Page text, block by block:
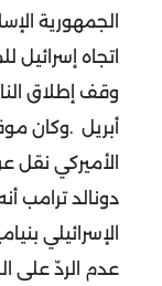
الجمهورية
اتجاه إسرائيل
وقف إطلاق
أبريل .وكان
الأميركي نقل
دونالد ترامب
الإسرائيلي
عدم الردّ على